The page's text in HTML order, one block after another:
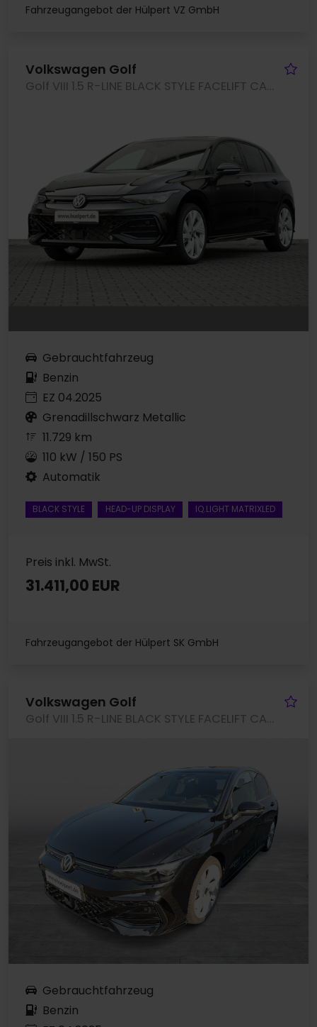
Fahrzeugangebot der Hülpert VZ GmbH
Volkswagen Golf
Golf VIII 1.5 R-LINE BLACK STYLE FACELIFT CAM ACC LM18 NAVI
Gebrauchtfahrzeug
Benzin
EZ 04.2025
Grenadillschwarz Metallic
11.729 km
110 kW / 150 PS
Automatik
BLACK STYLE HEAD-UP DISPLAY IQ.LIGHT MATRIXLED
Preis inkl. MwSt.
31.411,00 EUR
Fahrzeugangebot der Hülpert SK GmbH
Volkswagen Golf
Golf VIII 1.5 R-LINE BLACK STYLE FACELIFT CAM ACC LM18 NAVI
Gebrauchtfahrzeug
Benzin